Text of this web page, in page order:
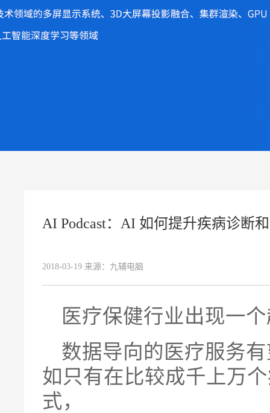
AI Podcast：AI 如何提升疾病诊断
2018-03-19 来源： 九辅电脑
医疗保健行业出现一
数据导向的医疗服务
如只有在比较成千上万
式，